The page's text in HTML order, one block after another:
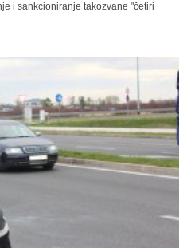
i sankcioniranje takozvane "četiri